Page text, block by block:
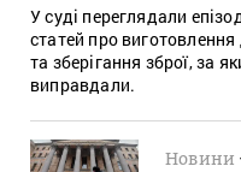
У суді переглядали
статей про виготовлення
та зберігання зброї, за
виправдали.
Новини